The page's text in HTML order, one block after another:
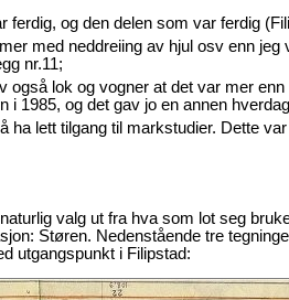
og den delen som var ferdig
med neddreiing av hjul osv enn
nr.11;
lok og vogner at det var mer
1985, og det gav jo en annen
ha lett tilgang til markstudier. Dette
valg ut fra hva som lot seg
Støren. Nedenstående tre
utgangspunkt i Filipstad: